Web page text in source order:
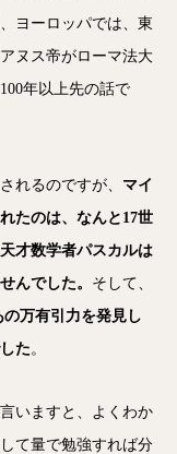
ヨーロッパでは、東
ヌス帝がローマ法大
年以上先の話で
れるのですが、 マイ
たのは、なんと17世
天才数学者パスカルは
んでした。 そして、
の万有引力を発見し
た。
いますと、よくわか
て量で勉強すれば分